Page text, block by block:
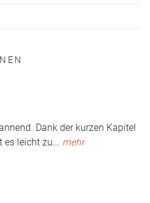
Dank der kurzen Kapitel
es leicht zu... mehr